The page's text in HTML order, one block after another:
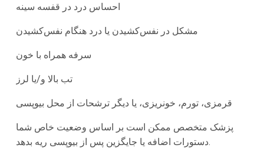
احساس درد در قفسه سینه
مشکل در نفس‌کشیدن یا درد هنگام نفس‌کشیدن
سرفه همراه با خون
تب بالا و/یا لرز
قرمزی، تورم، خونریزی، یا دیگر ترشحات از محل بیوپسی
پزشک متخصص ممکن است بر اساس وضعیت خاص شما
دستورات اضافه یا جایگزین پس از بیوپسی ریه بدهد.